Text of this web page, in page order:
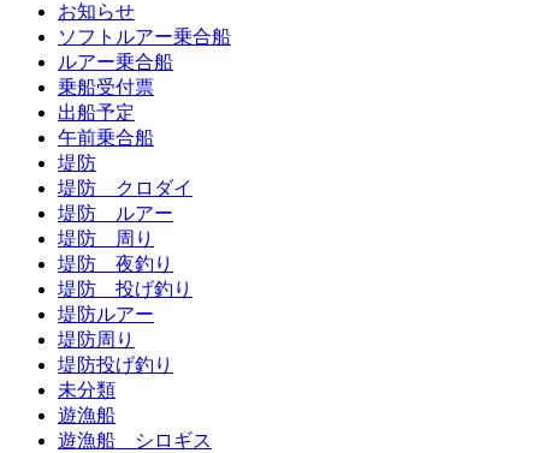
お知らせ
ソフトルアー乗合船
ルアー乗合船
乗船受付票
出船予定
午前乗合船
堤防
堤防 クロダイ
堤防 ルアー
堤防 周り
堤防 夜釣り
堤防 投げ釣り
堤防ルアー
堤防周り
堤防投げ釣り
未分類
遊漁船
遊漁船 シロギス